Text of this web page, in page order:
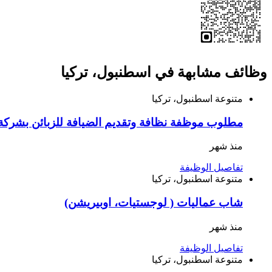
وظائف مشابهة في اسطنبول، تركيا
متنوعة اسطنبول، تركيا
مطلوب موظفة نظافة وتقديم الضيافة للزبائن
منذ شهر
تفاصيل الوظيفة
متنوعة اسطنبول، تركيا
شاب عماليات ( لوجستيات، اوبيريشن)
منذ شهر
تفاصيل الوظيفة
متنوعة اسطنبول، تركيا